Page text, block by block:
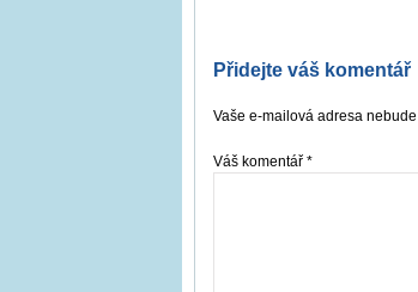
Přidejte váš komentář
Vaše e-mailová adresa
Váš komentář *